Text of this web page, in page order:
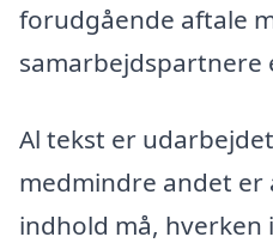
forudgående aftale
samarbejdspartnere
Al tekst er
medmindre andet
indhold må, hverken